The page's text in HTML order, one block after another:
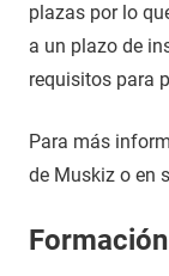
plazas por lo
a un plazo de
requisitos para
Para más
de Muskiz o en